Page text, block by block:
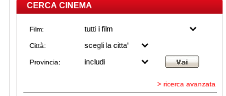
CERCA CINEMA
Film:
Città:
Provincia:
> ricerca avanzata